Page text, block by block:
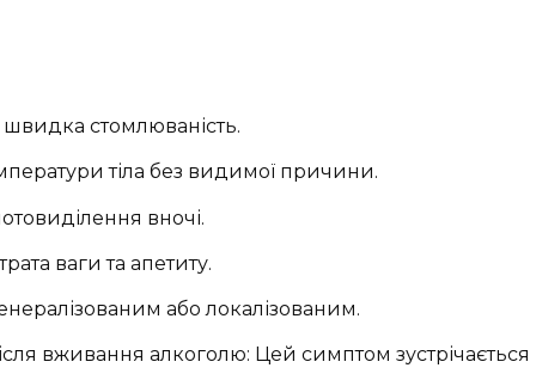
швидка стомлюваність.
тіла без видимої причини.
вночі.
ваги та апетиту.
або локалізованим.
вживання алкоголю: Цей симптом зустрічається